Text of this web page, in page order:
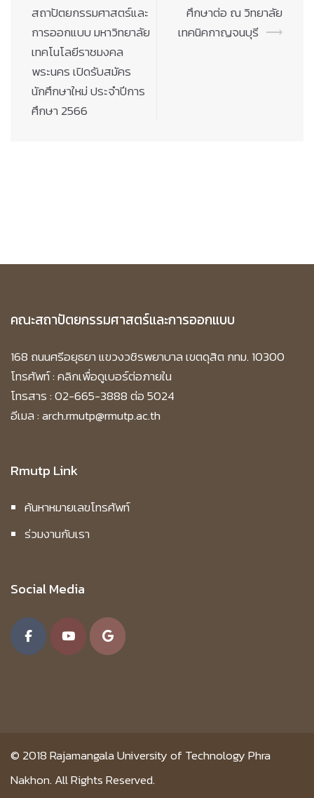
navigation
สถาปัตยกรรมศาสตร์และ
การออกแบบ มหาวิทยาลัย
เทคโนโลยีราชมงคล
พระนคร เปิดรับสมัคร
นักศึกษาใหม่ ประจำปีการ
ศึกษา 2566
ศึกษาต่อ ณ วิทยาลัย
เทคนิคกาญจนบุรี ⟶
คณะสถาปัตยกรรมศาสตร์และการออกแบบ
168 ถนนศรีอยุธยา แขวงวชิรพยาบาล เขตดุสิต กทม. 10300
โทรศัพท์ :คลิกเพื่อดูเบอร์ต่อภายใน
โทรสาร : 02-665-3888 ต่อ 5024
อีเมล : arch.rmutp@rmutp.ac.th
Rmutp Link
ค้นหาหมายเลขโทรศัพท์
ร่วมงานกับเรา
Social Media
© 2018Rajamangala University of Technology Phra
Nakhon. All Rights Reserved.